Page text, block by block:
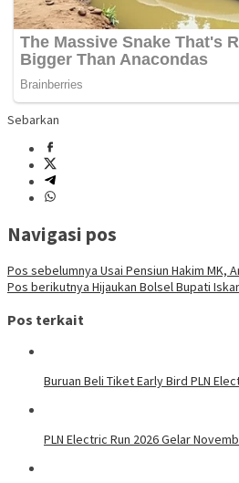
Sebarkan
Navigasi pos
Pos sebelumnya Usai Pensiun Hakim MK,
Pos berikutnya Hijaukan Bolsel Bupati
Pos terkait
Buruan Beli Tiket Early Bird PLN
PLN Electric Run 2026 Gelar